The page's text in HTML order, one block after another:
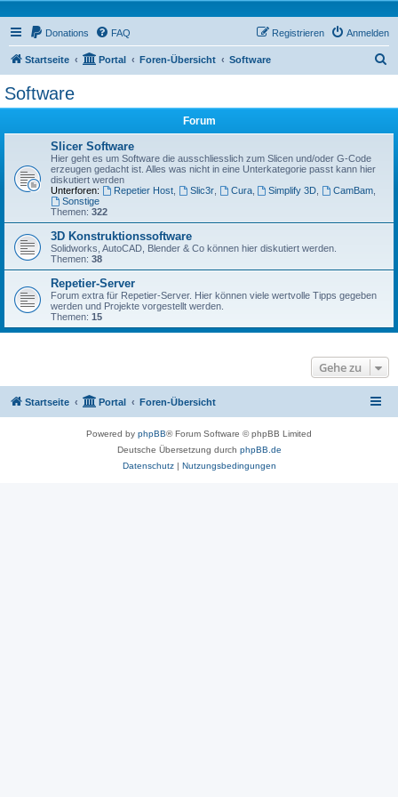
Donations FAQ Anmelden
Registrieren
Startseite Portal Foren-Übersicht Software
Software
Forum
Slicer Software
Hier geht es um Software die ausschliesslich zum Slicen und/oder G-Code
erzeugen gedacht ist. Alles was nicht in eine Unterkategorie passt kann hier
diskutiert werden
Unterforen:
Repetier Host, Slic3r, Cura, Simplify 3D CamBam
Sonstige
Themen: 322
3D Konstruktionssoftware
Solidworks, AutoCAD, Blender & Co können hier diskutiert werden.
Themen: 38
Repetier-Server
Forum extra für Repetier-Server. Hier können viele wertvolle Tipps gegeben
werden und Projekte vorgestellt werden.
Themen: 15
Gehe zu
Startseite Portal Foren-Übersicht
Powered by phpBB® Forum Software © phpBB Limited
Deutsche Übersetzung durch phpBB.de
Datenschutz| Nutzungsbedingungen